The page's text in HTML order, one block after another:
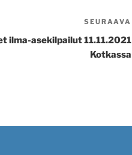
SEURAAVA
ilma-asekilpailut 11.11.2021
Kotkassa